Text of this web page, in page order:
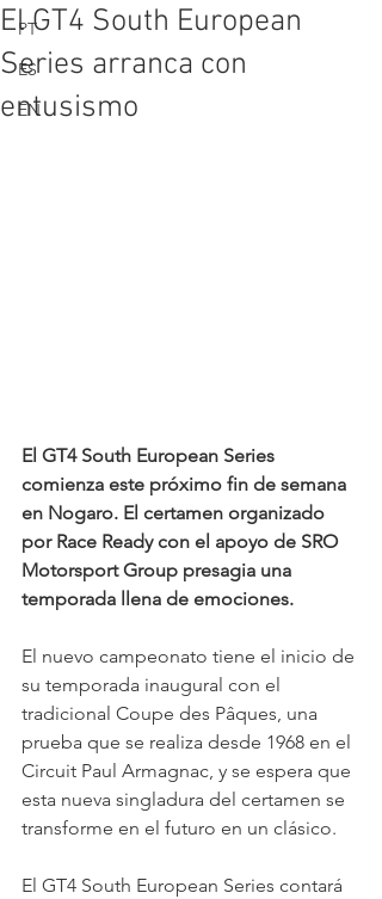
PT
ES
EN
El GT4 South European
Series arranca con
entusismo
El GT4 South European Series
comienza este próximo fin de semana
en Nogaro. El certamen organizado
por Race Ready con el apoyo de SRO
Motorsport Group presagia una
temporada llena de emociones.
El nuevo campeonato tiene el inicio de
su temporada inaugural con el
tradicional Coupe des Pâques, una
prueba que se realiza desde 1968 en el
Circuit Paul Armagnac, y se espera que
esta nueva singladura del certamen se
transforme en el futuro en un clásico.
El GT4 South European Series contará